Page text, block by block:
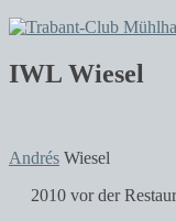
IWL Wiesel
Andrés Wiesel
2010 vor der